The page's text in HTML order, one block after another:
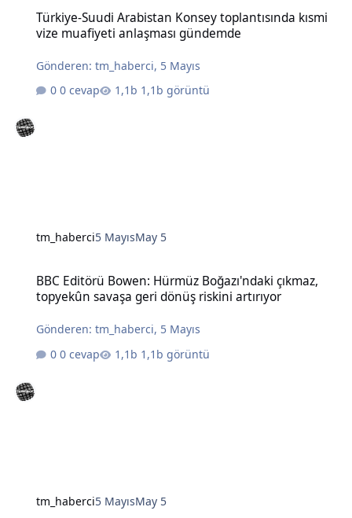
Türkiye-Suudi Arabistan Konsey toplantısında kısmi
vize muafiyeti anlaşması gündemde
Gönderen:tm_haberci, 5 Mayıs
0 cevap
1,1b görüntü
tm_haberci5 MayısMay 5
BBC Editörü Bowen: Hürmüz Boğazı'ndaki çıkmaz,
topyekûn savaşa geri dönüş riskini artırıyor
Gönderen:tm_haberci, 5 Mayıs
0 cevap
1,1b görüntü
tm_haberci5 MayısMay 5